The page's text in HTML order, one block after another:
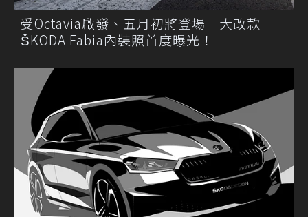
受Octavia啟發、五月初將登場 大改款
ŠKODA Fabia內裝照首度曝光！